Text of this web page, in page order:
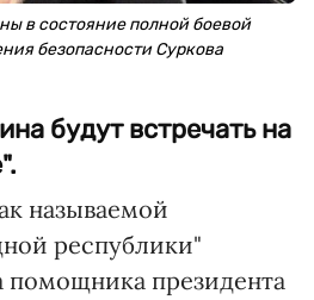
в состояние полной боевой
безопасности Суркова
будут встречать на
называемой
республики"
президента